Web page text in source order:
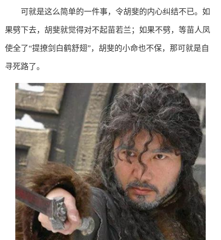
可就是这么简单的一件事，令胡斐的内心纠结不已。如
果劈下去，胡斐就觉得对不起苗若兰；如果不劈，等苗人凤
使全了“提撩剑白鹤舒翅”，胡斐的小命也不保，那可就是自
寻死路了。